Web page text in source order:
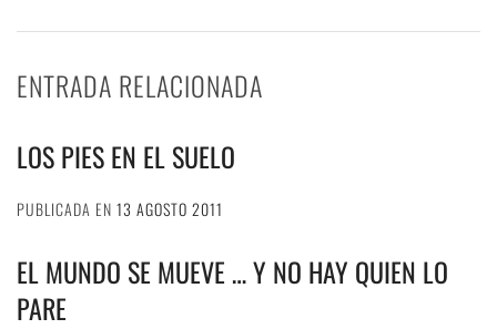
ENTRADA RELACIONADA
LOS PIES EN EL SUELO
PUBLICADA EN 13 AGOSTO 2011
EL MUNDO SE MUEVE … Y NO HAY QUIEN LO
PARE